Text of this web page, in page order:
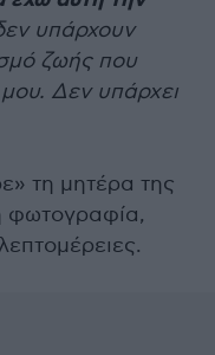
υπάρχουν
ζωής που
Δεν υπάρχει
τη μητέρα της
φωτογραφία,